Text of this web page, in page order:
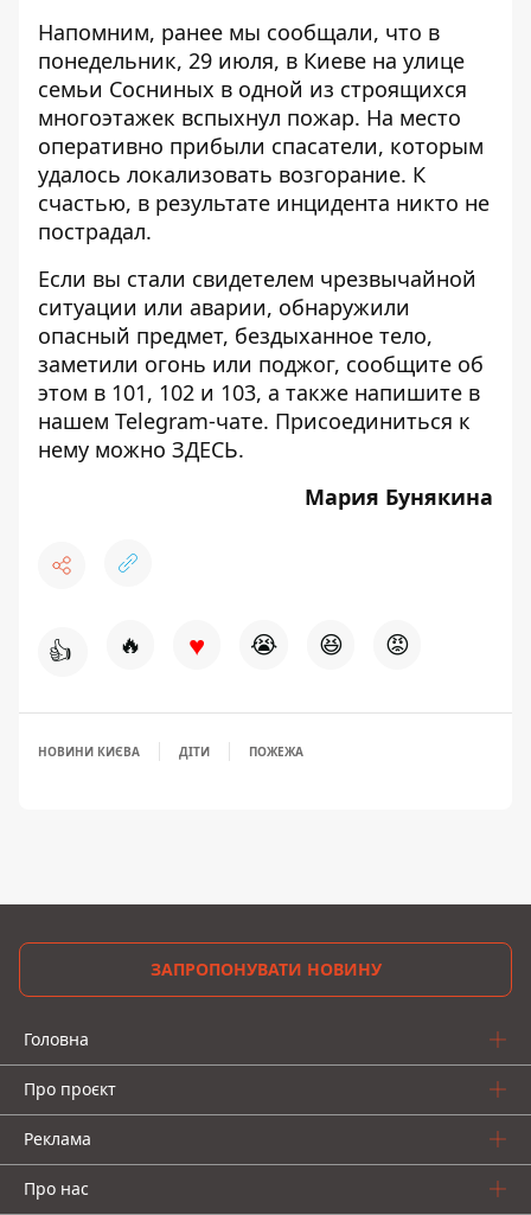
Напомним, ранее мы сообщали, что в
понедельник, 29 июля, в Киеве на улице
семьи Сосниных в одной из строящихся
многоэтажек вспыхнул пожар. На место
оперативно прибыли спасатели, которым
удалось локализовать возгорание. К
счастью, в результате инцидента никто не
пострадал.
Если вы стали свидетелем чрезвычайной
ситуации или аварии, обнаружили
опасный предмет, бездыханное тело,
заметили огонь или поджог, сообщите об
этом в 101, 102 и 103, а также напишите в
нашем Telegram-чате. Присоединиться к
нему можно ЗДЕСЬ.
Мария Бунякина
👍 🔥 ♥ 😭 😆 😡
НОВИНИ КИЄВА ДІТИ ПОЖЕЖА
ЗАПРОПОНУВАТИ НОВИНУ
Головна
Про проєкт
Реклама
Про нас